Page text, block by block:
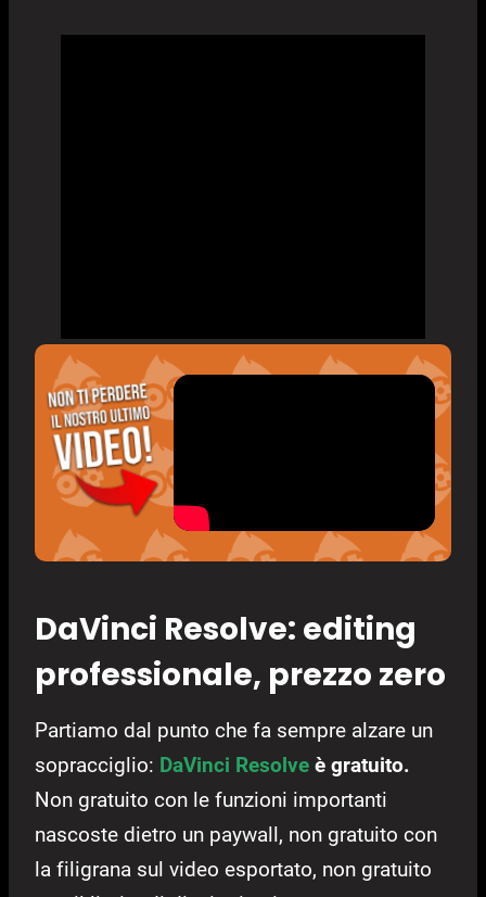
DaVinci Resolve: editing
professionale, prezzo zero
Partiamo dal punto che fa sempre alzare un
sopracciglio: DaVinci Resolve è gratuito.
Non gratuito con le funzioni importanti
nascoste dietro un paywall, non gratuito con
la filigrana sul video esportato, non gratuito